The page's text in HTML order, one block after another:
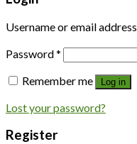
Username or email address
Password*
Remember me
Log in
Lost your password?
Register